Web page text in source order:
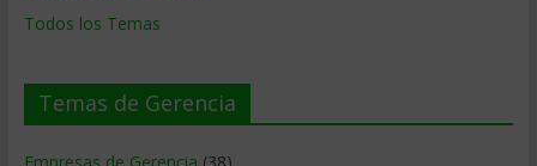
Todos los Temas
Temas de Gerencia